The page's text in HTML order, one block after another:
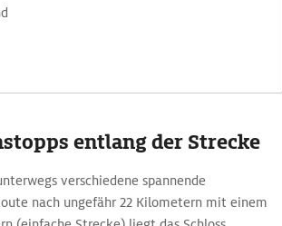
entlang der Strecke
verschiedene spannende
nach ungefähr 22 Kilometern mit einem